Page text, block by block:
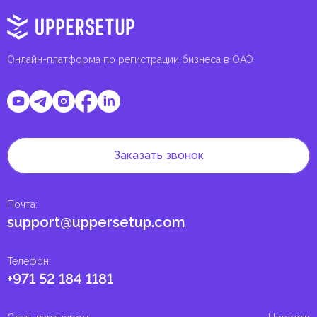
Онлайн-платформа по регистрации бизнеса в ОАЭ
Телефон:
+971 52 184 1181
Почта:
support@uppersetup.com
Заказать звонок